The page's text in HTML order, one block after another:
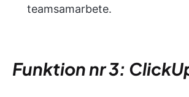
teamsamarbete.
Funktion nr 3: